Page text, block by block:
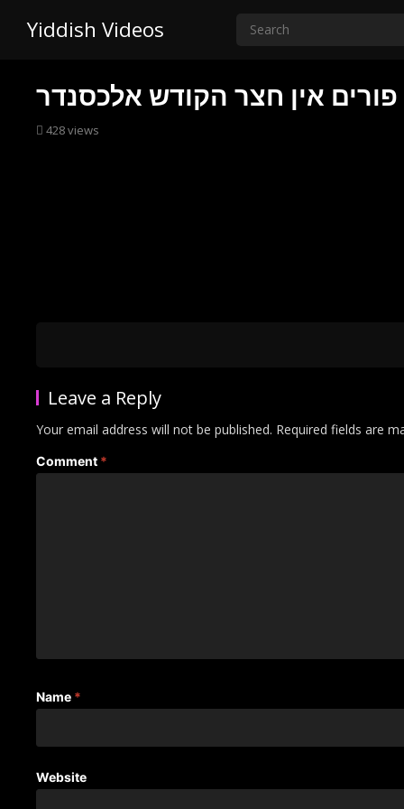
Yiddish Videos
פורים אין חצר הקודש אלכסנדר
428views
Leave a Reply
Your email address will not be published. Required fields are
Comment *
Name *
Website